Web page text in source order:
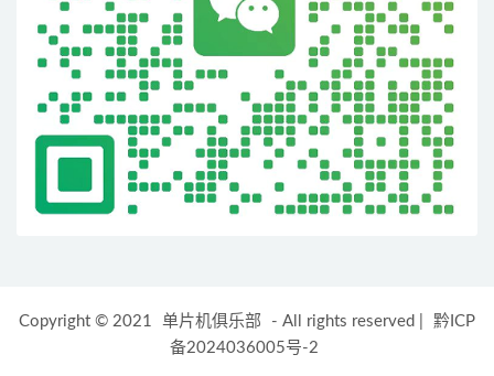
Copyright © 2021 单片机俱乐部 - All rights reserved
黔ICP
备2024036005号-2